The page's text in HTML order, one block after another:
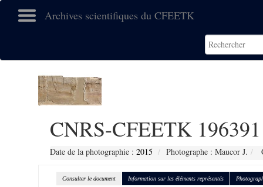
Archives scientifiques du CFEETK
CNRS-CFEETK 196391
Date de la photographie : 2015 Photographe : Maucor J.
Consulter le document Information sur les éléments représentés